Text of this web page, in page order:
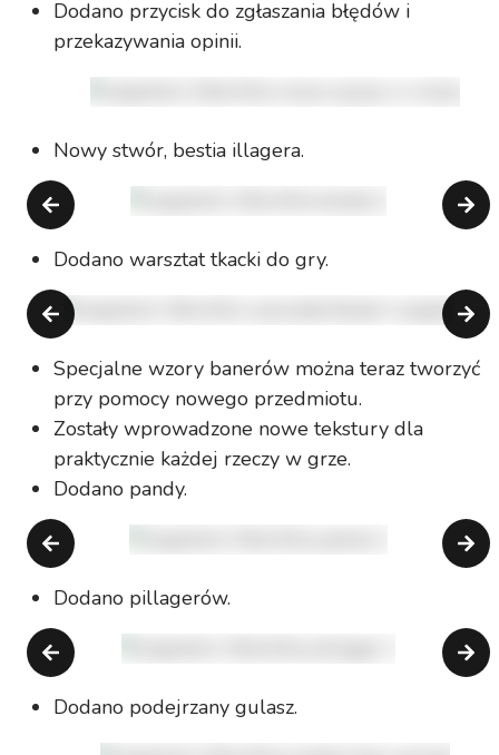
Dodano przycisk do zgłaszania błędów i
przekazywania opinii.
Nowy stwór, bestia illagera.
Dodano warsztat tkacki do gry.
Specjalne wzory banerów można teraz tworzyć
przy pomocy nowego przedmiotu.
Zostały wprowadzone nowe tekstury dla
praktycznie każdej rzeczy w grze.
Dodano pandy.
Dodano pillagerów.
Dodano podejrzany gulasz.